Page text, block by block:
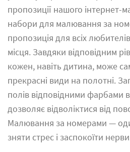
пропозиції нашого інтернет-
набори для малювання за
пропозиція для всіх
місця. Завдяки відповідним
кожен, навіть дитина, може
прекрасні види на полотні.
полів відповідними фарбами
дозволяє відволіктися від
Малювання за номерами —
зняти стрес і заспокоїти